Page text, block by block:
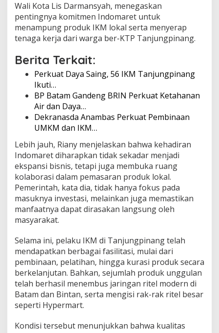
i
n
g
I
K
Wali Kota Lis Darmansyah, menegaskan
pentingnya komitmen Indomaret untuk
menampung produk IKM lokal serta menyerap
tenaga kerja dari warga ber-KTP Tanjungpinang.
Berita Terkait:
Perkuat Daya Saing, 56 IKM Tanjungpinang
Ikuti…
BP Batam Gandeng BRIN Perkuat Ketahanan
Air dan Daya…
Dekranasda Anambas Perkuat Pembinaan
UMKM dan IKM…
Lebih jauh, Riany menjelaskan bahwa kehadiran
Indomaret diharapkan tidak sekadar menjadi
ekspansi bisnis, tetapi juga membuka ruang
kolaborasi dalam pemasaran produk lokal.
Pemerintah, kata dia, tidak hanya fokus pada
masuknya investasi, melainkan juga memastikan
manfaatnya dapat dirasakan langsung oleh
masyarakat.
Selama ini, pelaku IKM di Tanjungpinang telah
mendapatkan berbagai fasilitasi, mulai dari
pembinaan, pelatihan, hingga kurasi produk secara
berkelanjutan. Bahkan, sejumlah produk unggulan
telah berhasil menembus jaringan ritel modern di
Batam dan Bintan, serta mengisi rak-rak ritel besar
seperti Hypermart.
Kondisi tersebut menunjukkan bahwa kualitas